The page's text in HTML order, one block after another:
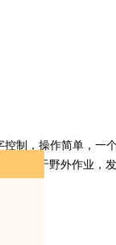
，操作简单，一
适用于野外作业，